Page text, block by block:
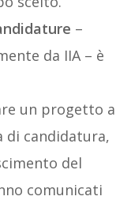
–
da IIA – è
un progetto a
di candidatura,
del
comunicati